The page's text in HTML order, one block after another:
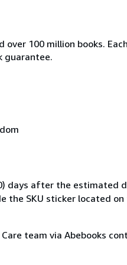
100 million books.
guarantee.
days after the estimated
SKU sticker located on
team via Abebooks